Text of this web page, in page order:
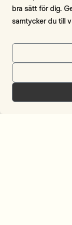
bra sätt för dig.
samtycker du till
Kontakt
Om cookies